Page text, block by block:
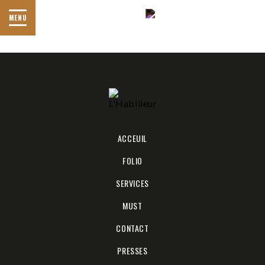
MENU
IMG_1888
ACCEUIL
FOLIO
SERVICES
MUST
CONTACT
PRESSES